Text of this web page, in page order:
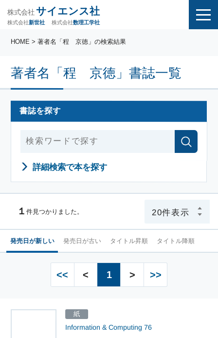
株式会社 サイエンス社
株式会社新世社 株式会社数理工学社
著者名「程 京徳」書誌一覧
HOME > 著者名「程 京徳」の検索結果
書誌を探す
詳細検索で本を探す
１ 件見つかりました。
発売日が新しい 発売日が古い タイトル昇順 タイトル降順
<< < 1 > >>
Information & Computing 76
紙